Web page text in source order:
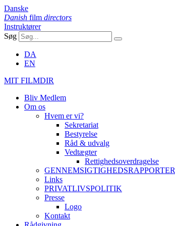
Danske
Danish film directors
Instruktører
Søg
DA
EN
MIT FILMDIR
Bliv Medlem
Om os
Hvem er vi?
Sekretariat
Bestyrelse
Råd & udvalg
Vedtægter
Rettighedsoverdragelse
GENNEMSIGTIGHEDSRAPPORTER
Links
PRIVATLIVSPOLITIK
Presse
Logo
Kontakt